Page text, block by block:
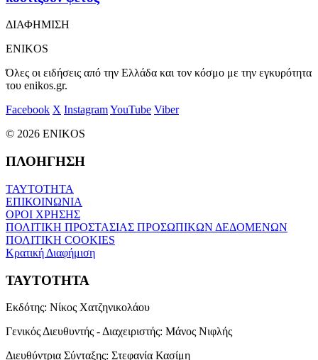
ΔΙΑΦΗΜΙΣΗ
ENIKOS
Όλες οι ειδήσεις από την Ελλάδα και τον κόσμο με την εγκυρότητα
του enikos.gr.
Facebook X InstagramYouTube Viber
© 2026 ENIKOS
ΠΛΟΗΓΗΣΗ
ΤΑΥΤΟΤΗΤΑ
ΕΠΙΚΟΙΝΩΝΙΑ
ΟΡΟΙ ΧΡΗΣΗΣ
ΠΟΛΙΤΙΚΗ ΠΡΟΣΤΑΣΙΑΣ ΠΡΟΣΩΠΙΚΩΝ ΔΕΔΟΜΕΝΩΝ
ΠΟΛΙΤΙΚΗ COOKIES
Κρατική Διαφήμιση
ΤΑΥΤΟΤΗΤΑ
Εκδότης: Νίκος Χατζηνικολάου
Γενικός Διευθυντής - Διαχειριστής: Μάνος Νιφλής
Διευθύντρια Σύνταξης: Στεφανία Κασίμη